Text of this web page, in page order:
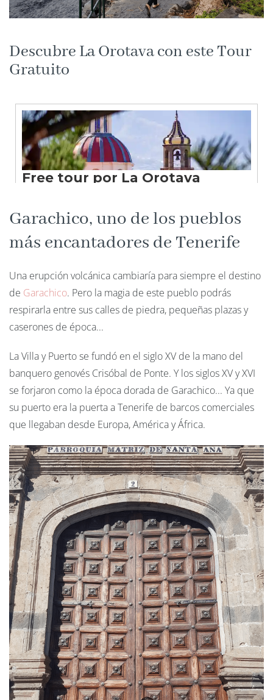
Descubre La Orotava con este Tour
Gratuito
Garachico, uno de los pueblos
más encantadores de Tenerife
Una erupción volcánica cambiaría para siempre el destino
de Garachico. Pero la magia de este pueblo podrás
respirarla entre sus calles de piedra, pequeñas plazas y
caserones de época...
La Villa y Puerto se fundó en el siglo XV de la mano del
banquero genovés Crisóbal de Ponte. Y los siglos XV y XVI
se forjaron como la época dorada de Garachico... Ya que
su puerto era la puerta a Tenerife de barcos comerciales
que llegaban desde Europa, América y África.